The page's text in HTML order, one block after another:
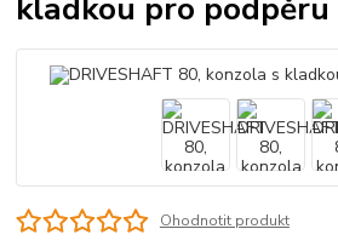
Ohodnotit produkt